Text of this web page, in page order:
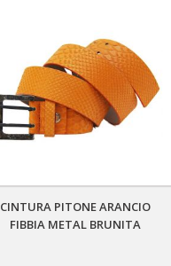
CINTURA PITONE ARANCIO
FIBBIA METAL BRUNITA